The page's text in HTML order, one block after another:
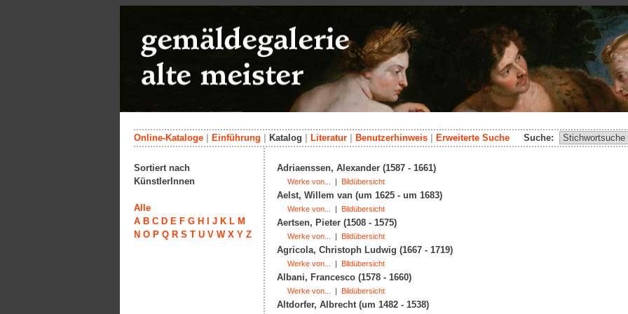
Suche:
Online-Kataloge Einführung Katalog Literatur Benutzerhinweis Erweiterte Suche
Adriaenssen, Alexander (1587 - 1661)
Werke von... | Bildübersicht
Aelst, Willem van (um 1625 - um 1683)
Werke von... | Bildübersicht
Aertsen, Pieter (1508 - 1575)
Werke von... | Bildübersicht
Agricola, Christoph Ludwig (1667 - 1719)
Werke von... | Bildübersicht
Albani, Francesco (1578 - 1660)
Werke von... | Bildübersicht
Altdorfer, Albrecht (um 1482 - 1538)
Sortiert nach
KünstlerInnen
Alle
A B C D E F G H J K L M
N O P Q R S T U V W X Y Z